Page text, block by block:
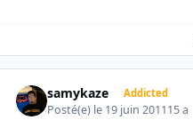
samykaze Addicted
Posté(e) le 19 juin 201115 a